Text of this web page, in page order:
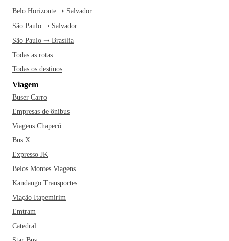
Belo Horizonte ➝ Salvador
São Paulo ➝ Salvador
São Paulo ➝ Brasília
Todas as rotas
Todas os destinos
Viagem
Buser Carro
Empresas de ônibus
Viagens Chapecó
Bus X
Expresso JK
Belos Montes Viagens
Kandango Transportes
Viação Itapemirim
Emtram
Catedral